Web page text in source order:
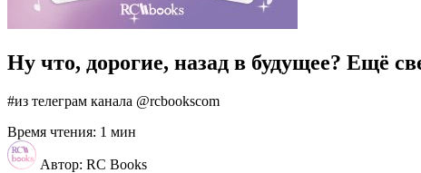
Ну что, дорогие, назад в будущее? Ещё
#из телеграм канала @rcbookscom
Время чтения: 1 мин
Автор: RC Books